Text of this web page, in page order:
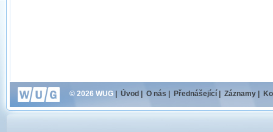
© 2026 WUG Úvod O nás Přednášející Záznamy